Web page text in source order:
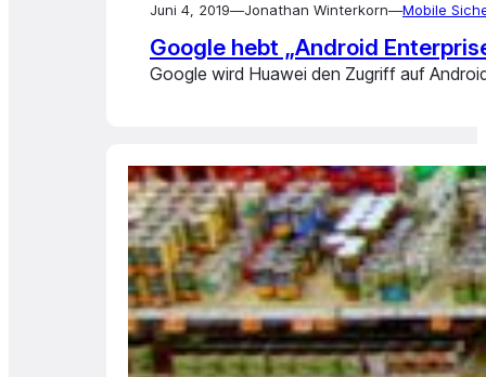
Juni 4, 2019—Jonathan Winterkorn—Mobile
Google hebt „Android
Google wird Huawei den Zugriff auf